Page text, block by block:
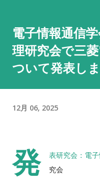
電子情報通信
理研究会で三
ついて発表し
12月 06, 2025
発
表研究会：電
究会